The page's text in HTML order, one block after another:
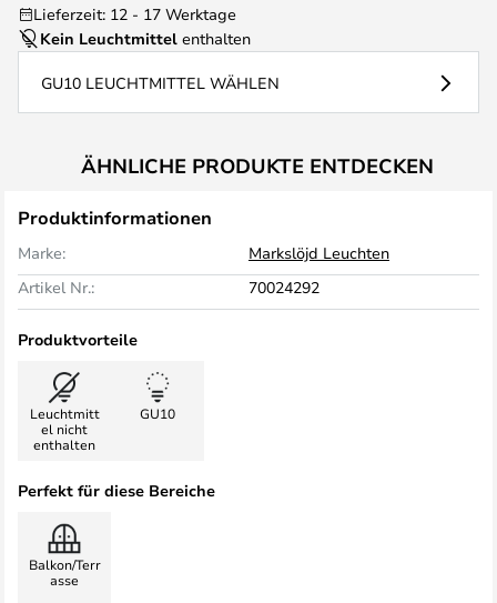
Lieferzeit: 12 - 17 Werktage
Kein Leuchtmittel enthalten
GU10 LEUCHTMITTEL WÄHLEN
ÄHNLICHE PRODUKTE ENTDECKEN
Produktinformationen
Marke:
Markslöjd Leuchten
Artikel Nr.:
70024292
Produktvorteile
Leuchtmitt
el nicht
enthalten
GU10
Perfekt für diese Bereiche
Balkon/Terr
asse